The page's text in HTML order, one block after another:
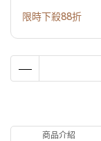
限時下殺88折
商品介紹